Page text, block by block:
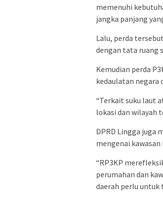
memenuhi
jangka panjang
Lalu, perda
dengan tata ruang
Kemudian perda
kedaulatan negara
“Terkait suku laut
lokasi dan wilayah
DPRD Lingga juga
mengenai
“RP3KP
perumahan dan
daerah perlu untuk